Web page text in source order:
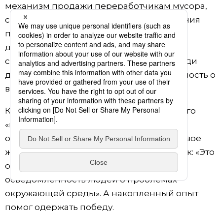
механизм продажи переработчикам мусора,
собранного горожанами, и распределения
полученных средств. Стимулом служат
дивиденды, которые зачисляются на
специальные сберкнижки, а в итоге среди
домохозяйств повышается осведомленность о
важности раздельного сбора мусора.
Команда из трех женщин-работниц такого
«мусорного банка» одержала победу на
отборочных состязаниях в Индонезии. Свое
желание поучаствовать они пояснили так: «Это
отличная возможность повысить
осведомленность людей о проблемах
окружающей среды». А накопленный опыт
помог одержать победу.